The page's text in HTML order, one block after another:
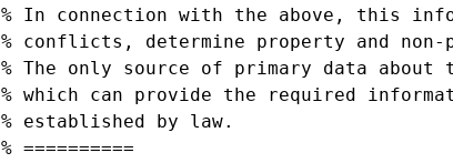
% In connection with the above, this
% conflicts, determine property and
% The only source of primary data about
% which can provide the required
% established by law.
% ==========